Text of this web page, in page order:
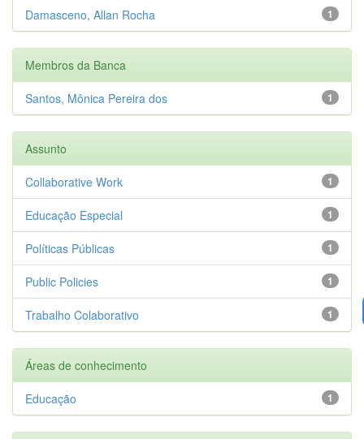
1
Damasceno, Allan Rocha
Membros da Banca
1
Santos, Mônica Pereira dos
Assunto
1
Collaborative Work
1
Educação Especial
1
Políticas Públicas
1
Public Policies
1
Trabalho Colaborativo
Áreas de conhecimento
1
Educação